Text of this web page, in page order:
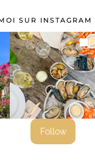
SUR INSTAGRAM
Follow